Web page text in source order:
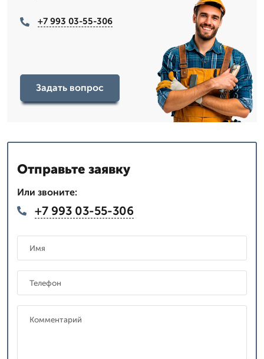
+7 993 03-55-306
Задать вопрос
Отправьте заявку
Или звоните:
+7 993 03-55-306